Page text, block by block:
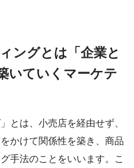
ングとは「企業と
いていくマーケテ
とは、小売店を経由せず、
かけて関係性を築き、商品
手法のことをいいます。こ